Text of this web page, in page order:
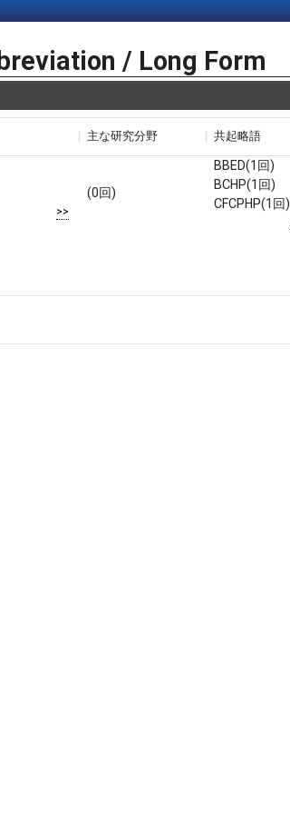
/ Long Form
主な研究分野 共起略語
>>
(0回)
BBED(1回)
BCHP(1回)
CFCPHP(1回)